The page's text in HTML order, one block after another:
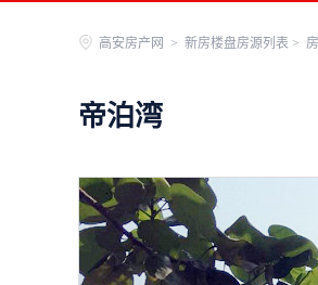
高安房产网 > 新房楼盘房源列表 >
帝泊湾